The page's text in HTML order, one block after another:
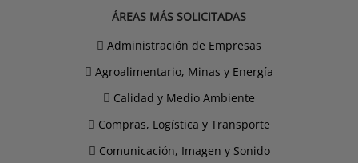
ÁREAS MÁS SOLICITADAS
Administración de Empresas
Agroalimentario, Minas y Energía
Calidad y Medio Ambiente
Compras, Logística y Transporte
Comunicación, Imagen y Sonido